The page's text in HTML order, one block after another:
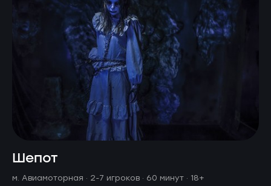
Шепот
м. Авиамоторная · 2-7 игроков · 60 минут · 18+